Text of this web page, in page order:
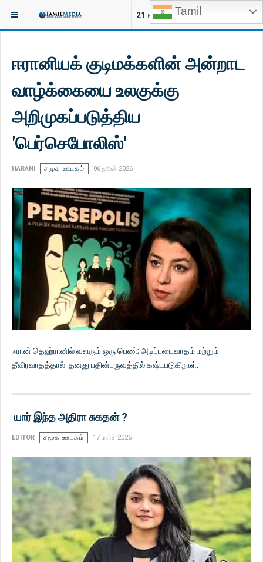
Tamil
21 NEW ARTICLES
இருக்குமிடம்: வாழ்வியல்
ஈரானியக் குடிமக்களின் அன்றாட
வாழ்க்கையை உலகுக்கு
அறிமுகப்படுத்திய ​​
'பெர்செபோலிஸ்'
HARANI சமூக ஊடகம் 06 ஜூன் 2026
ஈரான் தெஹ்ரானில் வளரும் ஒரு பெண்; அடிப்படைவாதம் மற்றும்
தீவிரவாதத்தால் தனது பதின்பருவத்தில் கஷ்டபடுகிறாள்,
யார் இந்த அதிரா சுகதன் ?
EDITOR சமூக ஊடகம் 17 மார்ச் 2026